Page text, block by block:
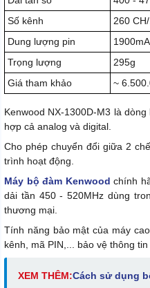
Số kênh
260
Dung lượng pin
Trọng lượng
295g
Giá tham khảo
~
Kenwood NX-1300D-M3 là
hợp cả analog và digital.
Cho phép chuyển đổi giữa 2
trình hoạt động.
Máy bộ đàm Kenwood chính
dải tần 450 - 520MHz dùng
thương mại.
Tính năng bảo mật của máy
kênh, mã PIN,... bảo vệ thông
XEM THÊM:Cách sử dụng